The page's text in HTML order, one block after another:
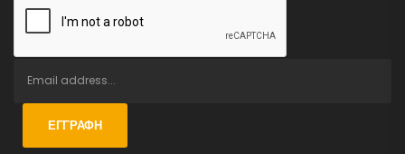
ΕΓΓΡΑΦΉ